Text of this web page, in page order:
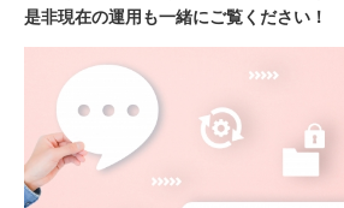
是非現在の運用も一緒にご覧ください！